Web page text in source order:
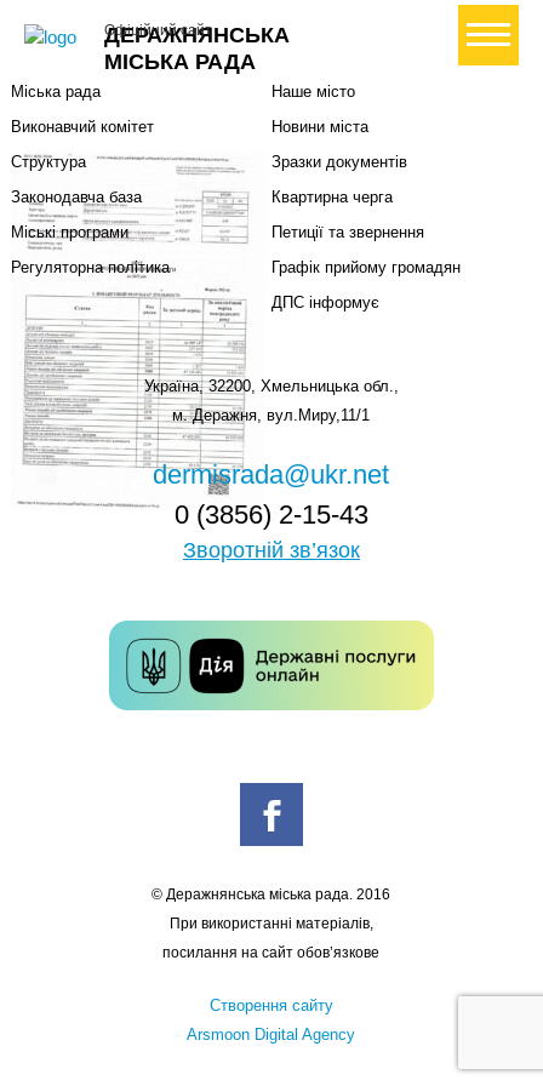
ДЕРАЖНЯНСЬКА
МІСЬКА РАДА
Офіційний сайт+ Створити петицію
Міський голова
Міська рада
Виконавчий комітет
Структура
Законодавча база
Міські програми
Регуляторна політика
Наше місто
Новини міста
Зразки документів
Квартирна черга
Петиції та звернення
Графік прийому громадян
ДПС інформує
Україна, 32200, Хмельницька обл.,
м. Деражня, вул.Миру,11/1
dermisrada@ukr.net
0 (3856) 2-15-43
Зворотній зв’язок
© Деражнянська міська рада. 2016
При використанні матеріалів,
посилання на сайт обов’язкове
Створення сайту
Arsmoon Digital Agency